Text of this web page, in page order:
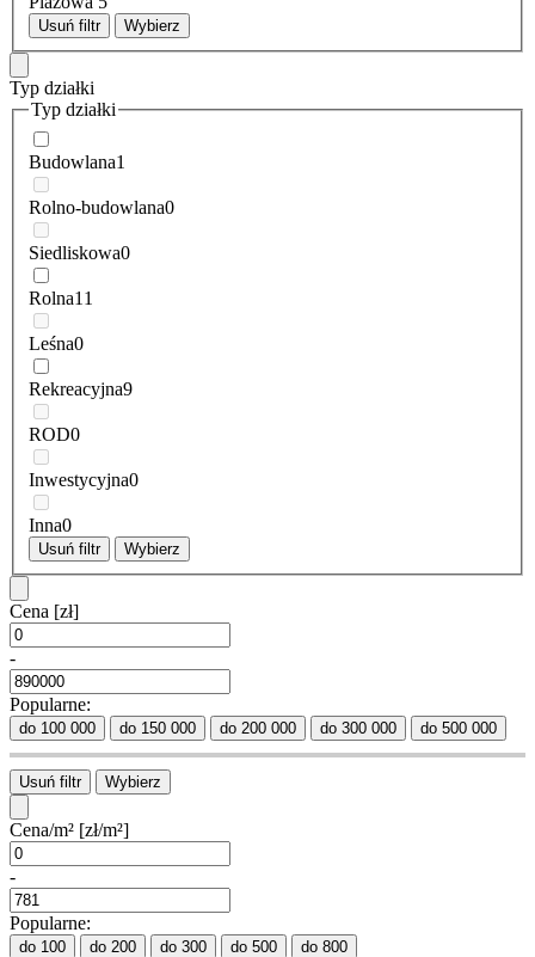
Usuń filtr Wybierz
Typ działki
Typ działki
Budowlana1
Rolno-budowlana0
Siedliskowa0
Rolna11
Leśna0
Rekreacyjna9
ROD0
Inwestycyjna0
Inna0
Usuń filtr Wybierz
Cena [zł]
-
Popularne:
do 100 000 do 150 000 do 200 000 do 300 000 do 500 000
Usuń filtr Wybierz
Cena/m² [zł/m²]
-
Popularne:
do 100 do 200 do 300 do 500 do 800